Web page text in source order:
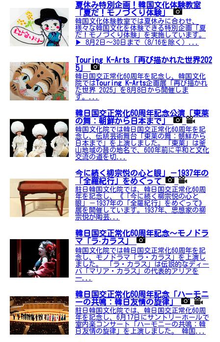
夏休み特別企画！韓国文化体験教室
「夏だ！モノづくり体験」
韓国文化体験教室では夏休みに合わせ、
様々な韓国文化を体験できる特別企画「夏
だ！モノづくり体験」を実施しています。
▶ 8月2日〜30日まで（8/16を除く）...
Touring K-Arts「再び描かれた世界202
5」
韓日国交正常化60周年を記念し、韓国文化
院ではTouring K-Arts企画展「再び描かれ
た世界 2025」を8月8日から開催しま
す。...
韓日国交正常化60周年記念公演「東莱
の舞：朝鮮から日本まで」
韓国文化院では韓日国交正常化60周年を記
念し、伝統芸術舞台「東莱の舞：朝鮮から
日本まで」を上演しました。「東莱」は釜
山地域の昔の地名で、600年前に平和と文化
交流の道を切...
今に続く柳宗悦の心と眼」－1937年の
「全羅紀行」をめぐって
駐日韓国文化院では、韓日国交正常化60周
年を記念し、《「今に続く柳宗悦の心と
眼」－1937年の「全羅紀行」をめぐって》
展を開催しています。1937年、思想家の柳
宗悦が陶芸...
韓日国交正常化60周年記念〜モノドラ
マ「ラ·カラス」
韓国文化院では韓日国交正常化60周年を記
念し、モノドラマ「ラ・カラス」を上演し
ました。 「ラ・カラス」は伝説的なディー
バ「マリア・カラス」の代表的アリアを
一...
韓日国交正常化60周年記念「ハーモニ
ーの共鳴：韓日友情の旋律」
駐日韓国文化院では、韓日国交正常化60周
年を記念し、6月17日にサントリーホールで
室内楽コンサート「ハーモニーの共鳴：韓
日友情の旋律」を上演しました。 韓国...